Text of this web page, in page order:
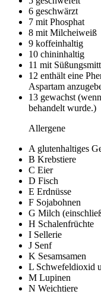
6 geschwärzt
7 mit Phosphat
8 mit Milcheiweiß
9 koffeinhaltig
10 chininhaltig
11 mit
12 enthält eine
Aspartam
13 gewachst
behandelt wurde.)
Allergene
A glutenhaltiges
B Krebstiere
C Eier
D Fisch
E Erdnüsse
F Sojabohnen
G Milch
H Schalenfrüchte
I Sellerie
J Senf
K Sesamsamen
L Schwefeldioxid
M Lupinen
N Weichtiere